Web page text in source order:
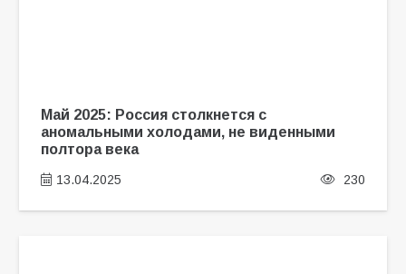
Май 2025: Россия столкнется с
аномальными холодами, не виденными
полтора века
13.04.2025 230